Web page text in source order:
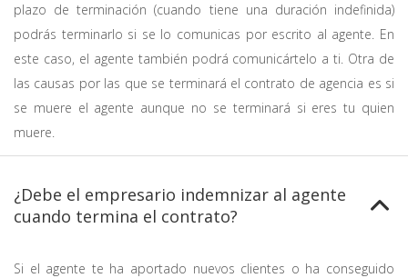
plazo de terminación (cuando tiene una duración indefinida)
podrás terminarlo si se lo comunicas por escrito al agente. En
este caso, el agente también podrá comunicártelo a ti. Otra de
las causas por las que se terminará el contrato de agencia es si
se muere el agente aunque no se terminará si eres tu quien
muere.
¿Debe el empresario indemnizar al agente
cuando termina el contrato?
Si el agente te ha aportado nuevos clientes o ha conseguido